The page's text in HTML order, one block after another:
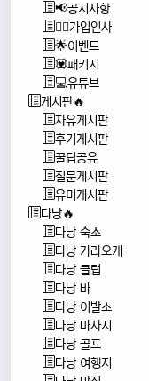
📢공지사항
🙇‍♂️가입인사
🌟이벤트
💟패키지
💻유튜브
게시판🔥
자유게시판
후기게시판
꿀팁공유
질문게시판
유머게시판
다낭🔥
다낭 숙소
다낭 가라오케
다낭 클럽
다낭 바
다낭 이발소
다낭 마사지
다낭 골프
다낭 여행지